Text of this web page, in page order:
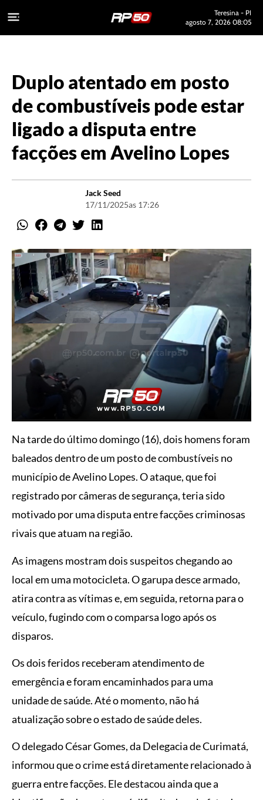
Teresina - PI
agosto 7, 2026 08:05
Duplo atentado em posto
de combustíveis pode estar
ligado a disputa entre
facções em Avelino Lopes
Jack Seed
17/11/2025as 17:26
Na tarde do último domingo (16), dois homens foram
baleados dentro de um posto de combustíveis no
município de Avelino Lopes. O ataque, que foi
registrado por câmeras de segurança, teria sido
motivado por uma disputa entre facções criminosas
rivais que atuam na região.
As imagens mostram dois suspeitos chegando ao
local em uma motocicleta. O garupa desce armado,
atira contra as vítimas e, em seguida, retorna para o
veículo, fugindo com o comparsa logo após os
disparos.
Os dois feridos receberam atendimento de
emergência e foram encaminhados para uma
unidade de saúde. Até o momento, não há
atualização sobre o estado de saúde deles.
O delegado César Gomes, da Delegacia de Curimatá,
informou que o crime está diretamente relacionado à
guerra entre facções. Ele destacou ainda que a